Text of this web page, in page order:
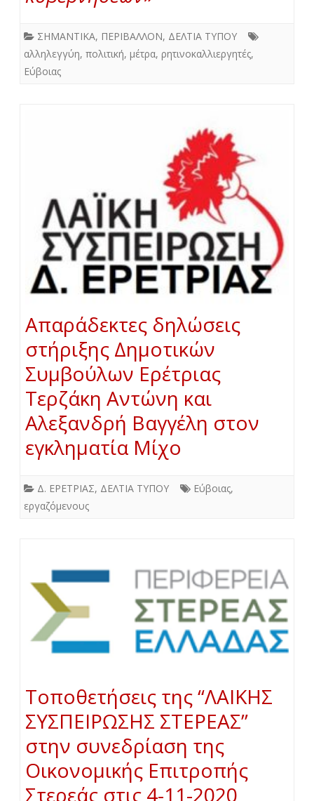
ΣΗΜΑΝΤΙΚΑ, ΠΕΡΙΒΑΛΛΟΝ, ΔΕΛΤΙΑ ΤΥΠΟΥ
αλληλεγγύη, πολιτική, μέτρα, ρητινοκαλλιεργητές,
Εύβοιας
Απαράδεκτες δηλώσεις
στήριξης Δημοτικών
Συμβούλων Ερέτριας
Τερζάκη Αντώνη και
Αλεξανδρή Βαγγέλη στον
εγκληματία Μίχο
Δ. ΕΡΕΤΡΙΑΣ, ΔΕΛΤΙΑ ΤΥΠΟΥ Εύβοιας,
εργαζόμενους
Τοποθετήσεις της “ΛΑΙΚΗΣ
ΣΥΣΠΕΙΡΩΣΗΣ ΣΤΕΡΕΑΣ”
στην συνεδρίαση της
Οικονομικής Επιτροπής
Στερεάς στις 4-11-2020